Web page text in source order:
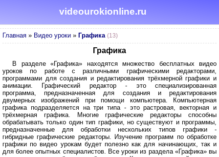
videourokionline.ru
Главная » Видео уроки » Графика (13)
Графика
В разделе «Графика» находятся множество бесплатных видео
уроков по работе с различными графическими редакторами,
программами для создания и редактирования трёхмерной графики и
анимации. Графический редактор - это специализированная
программа, предназначенная для создания и редактирования
двумерных изображений при помощи компьютера. Компьютерная
графика подразделяется на три типа - это растровая, векторная и
трёхмерная графика. Многие графические редакторы способны
обрабатывать только один тип графики, но существуют и программы,
предназначенные для обработки нескольких типов графики -
гибридные графические редакторы. Изучение программ по обработке
графики по видео урокам будет полезно как для начинающих, так и
для более опытных специалистов. Все уроки из раздела «Графика» вы